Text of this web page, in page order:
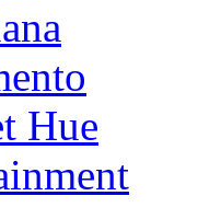
Hue